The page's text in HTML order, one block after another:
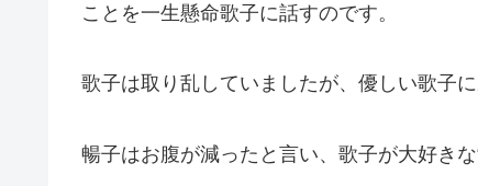
ことを一生懸命歌子に話すのです。
歌子は取り乱していましたが、優しい歌子
暢子はお腹が減ったと言い、歌子が大好き